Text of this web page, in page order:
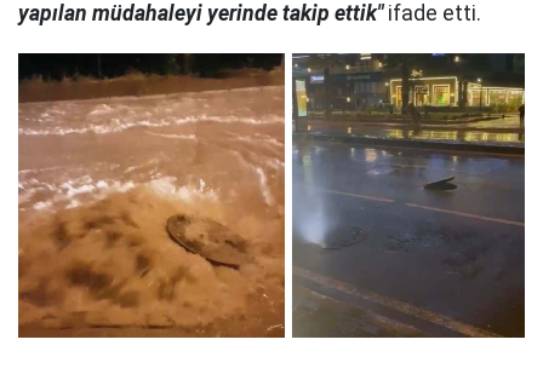
yapılan müdahaleyi yerinde takip ettik"ifade etti.